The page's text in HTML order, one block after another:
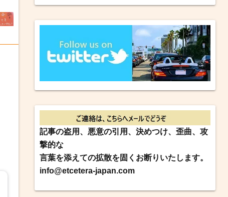
記事の盗用、悪意の引用、決めつけ、歪曲、攻
撃的な
言葉を添えての拡散を固くお断りいたします。
info@etcetera-japan.com